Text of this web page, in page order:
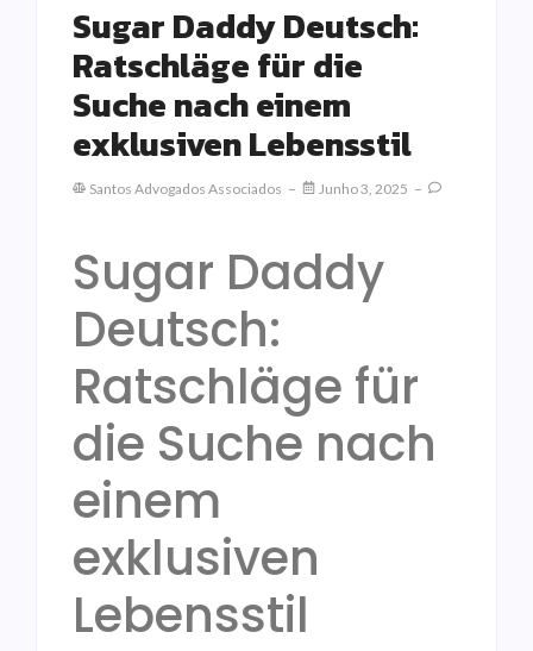
Sugar Daddy Deutsch:
Ratschläge für die
Suche nach einem
exklusiven Lebensstil
Santos Advogados Associados Junho 3, 2025
Sugar Daddy
Deutsch:
Ratschläge für
die Suche nach
einem
exklusiven
Lebensstil